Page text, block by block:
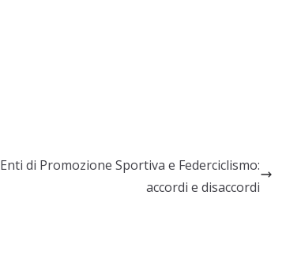
Enti di Promozione Sportiva e Federciclismo:
accordi e disaccordi